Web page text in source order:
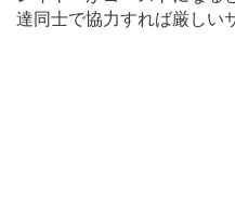
達同士で協力すれば厳しい